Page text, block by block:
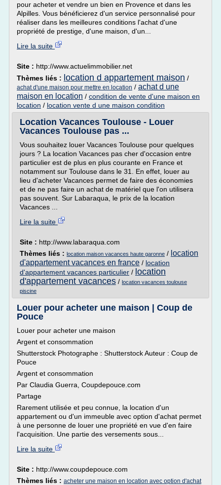
pour acheter et vendre un bien en Provence et dans les
Alpilles. Vous bénéficierez d'un service personnalisé pour
réaliser dans les meilleures conditions l'achat d'une
propriété de prestige, d'une maison, d'un...
Lire la suite
Site : http://www.actuelimmobilier.net
Thèmes liés : location d appartement maison /
achat d'une maison pour mettre en location / achat d une
maison en location / condition de vente d'une maison en
location / location vente d une maison condition
Location Vacances Toulouse - Louer
Vacances Toulouse pas ...
Vous souhaitez louer Vacances Toulouse pour quelques
jours ? La location Vacances pas cher d'occasion entre
particulier est de plus en plus courante en France et
notamment sur Toulouse dans le 31. En effet, louer au
lieu d'acheter Vacances permet de faire des économies
et de ne pas faire un achat de matériel que l'on utilisera
pas souvent. Sur Labaraqua, le prix de la location
Vacances ...
Lire la suite
Site : http://www.labaraqua.com
Thèmes liés : location maison vacances haute garonne / location
d'appartement vacances en france / location
d'appartement vacances particulier / location
d'appartement vacances / location vacances toulouse
piscine
Louer pour acheter une maison | Coup de
Pouce
Louer pour acheter une maison
Argent et consommation
Shutterstock Photographe : Shutterstock Auteur : Coup de
Pouce
Argent et consommation
Par Claudia Guerra, Coupdepouce.com
Partage
Rarement utilisée et peu connue, la location d'un
appartement ou d'un immeuble avec option d'achat permet
à une personne de louer une propriété en vue d'en faire
l'acquisition. Une partie des versements sous...
Lire la suite
Site : http://www.coupdepouce.com
Thèmes liés : acheter une maison en location avec option d'achat